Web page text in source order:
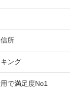
所
ング
で満足度No1